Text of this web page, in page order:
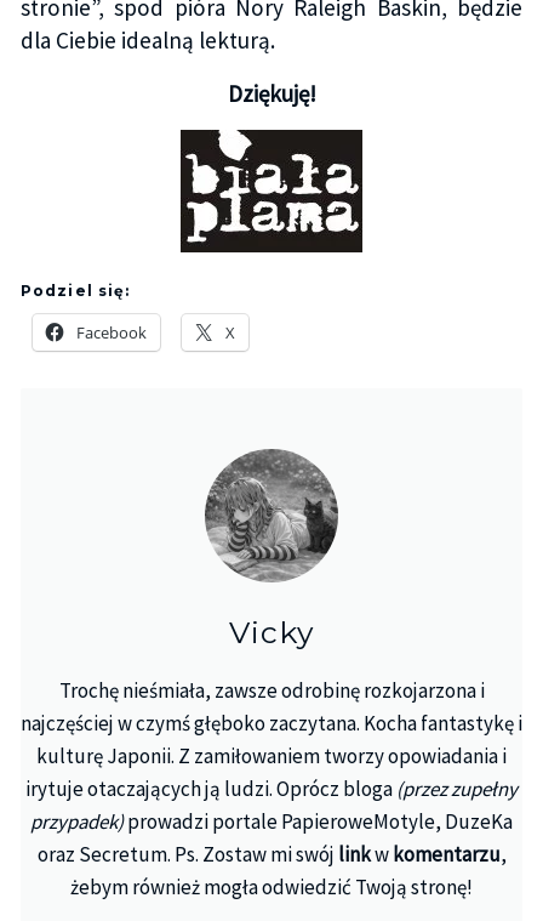
stronie”, spod pióra Nory Raleigh Baskin, będzie
dla Ciebie idealną lekturą.
Dziękuję!
Podziel się:
Facebook X
Vicky
Trochę nieśmiała, zawsze odrobinę rozkojarzona i
najczęściej w czymś głęboko zaczytana. Kocha fantastykę i
kulturę Japonii. Z zamiłowaniem tworzy opowiadania i
irytuje otaczających ją ludzi. Oprócz bloga (przez zupełny
przypadek)prowadzi portale PapieroweMotyle, DuzeKa
oraz Secretum. Ps. Zostaw mi swój linkwkomentarzu,
żebym również mogła odwiedzić Twoją stronę!